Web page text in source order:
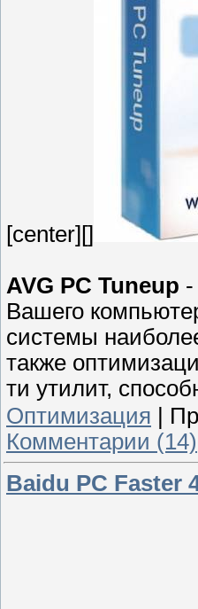
[center][]
AVG PC Tuneup
Вашего
системы
также
ти утилит,
Оптимизация |
Комментарии (14)
Baidu PC Faster